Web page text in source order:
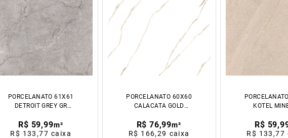
PORCELANATO 61X61
DETROIT GREY GR
R$ 59,99m²
R$ 133,77 caixa
PORCELANATO 60X60
CALACATA GOLD
CX2.16M2 GAUDI
R$ 76,99m²
R$ 166,29 caixa
KOTEL
GAUDI
R$
R$ 133,77